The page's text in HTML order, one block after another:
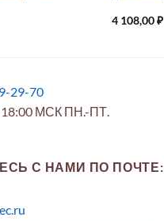
4 108,00₽
29-70
18:00 МСК ПН.-ПТ.
С НАМИ ПО ПОЧТЕ: